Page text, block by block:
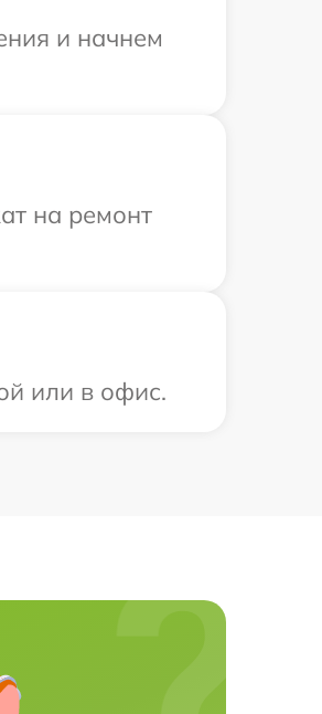
и начнем
на ремонт
или в офис.